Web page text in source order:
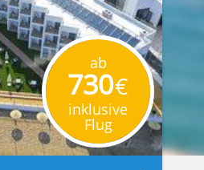
ab
730€
inklusive
Flug